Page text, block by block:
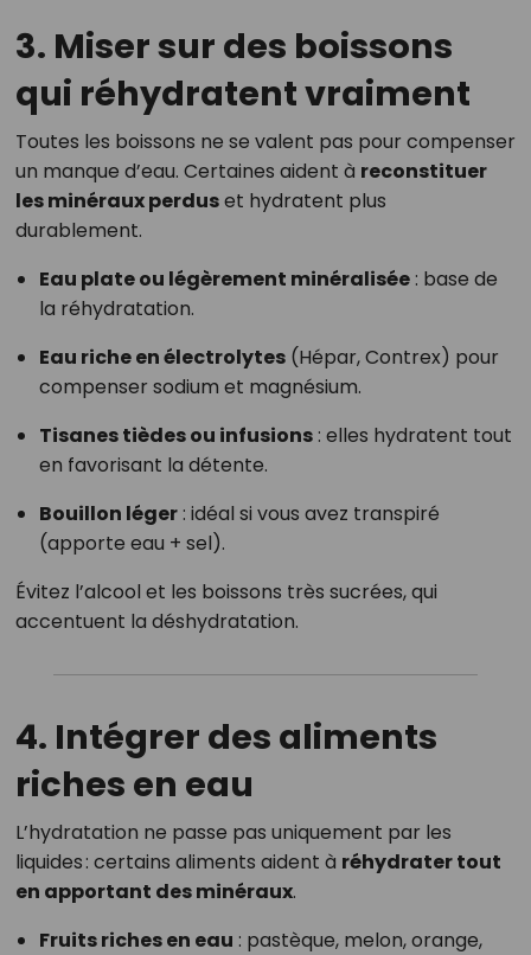
3. Miser sur des boissons
qui réhydratent vraiment
Toutes les boissons ne se valent pas pour compenser
un manque d’eau. Certaines aident à reconstituer
les minéraux perduset hydratent plus
durablement.
Eau plate ou légèrement minéralisée: base de
la réhydratation.
Eau riche en électrolytes(Hépar, Contrex) pour
compenser sodium et magnésium.
Tisanes tièdes ou infusions: elles hydratent tout
en favorisant la détente.
Bouillon léger: idéal si vous avez transpiré
(apporte eau + sel).
Évitez l’alcool et les boissons très sucrées, qui
accentuent la déshydratation.
4. Intégrer des aliments
riches en eau
L’hydratation ne passe pas uniquement par les
liquides : certains aliments aident à réhydrater tout
en apportant des minéraux.
Fruits riches en eau : pastèque, melon, orange,